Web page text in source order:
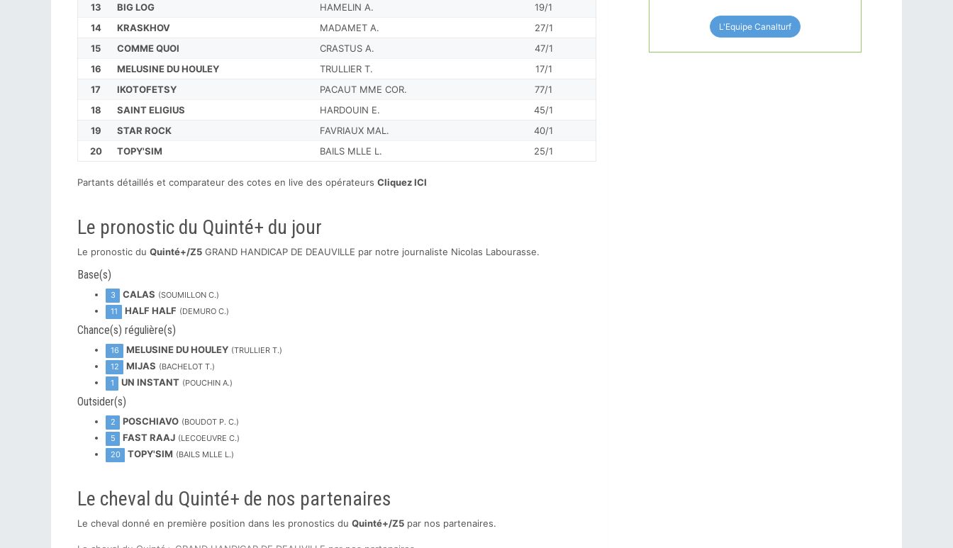
13
BIG LOG HAMELIN A.
19/1
14
KRASKHOV MADAMET A.
27/1
15
COMME QUOI CRASTUS A.
47/1
16
MELUSINE DU HOULEY TRULLIER T.
17/1
17
IKOTOFETSY PACAUT MME COR.
77/1
18
SAINT ELIGIUS HARDOUIN E.
45/1
19
STAR ROCK FAVRIAUX MAL.
40/1
20
TOPY'SIM BAILS MLLE L. 25/1
Partants détaillés et comparateur des cotes en live des opérateurs Cliquez ICI
Le pronostic du Quinté+ du jour
Le pronostic du Quinté+/Z5 GRAND HANDICAP DE DEAUVILLE par notre journaliste Nicolas Labourasse.
Base(s)
3 CALAS (SOUMILLON C.)
11
HALF HALF (DEMURO C.)
Chance(s) régulière(s)
16 MELUSINE DU HOULEY (TRULLIER T.)
12
MIJAS (BACHELOT T.)
1
UN INSTANT (POUCHIN A.)
Outsider(s)
2 POSCHIAVO (BOUDOT P. C.)
5
FAST RAAJ (LECOEUVRE C.)
20
TOPY'SIM (BAILS MLLE L.)
Le cheval du Quinté+ de nos partenaires
Le cheval donné en première position dans les pronostics du Quinté+/Z5 par nos partenaires.
L'Equipe Canalturf